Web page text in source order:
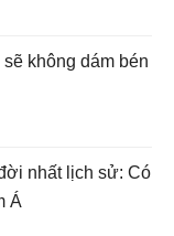
không dám bén
nhất lịch sử: Có
Á